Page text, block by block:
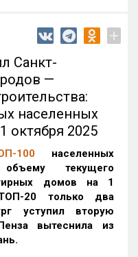
+
Санкт-
—
населенных
октября 2025
100 населенных
текущего
домов на 1
20 только два
уступил вторую
вытеснила из